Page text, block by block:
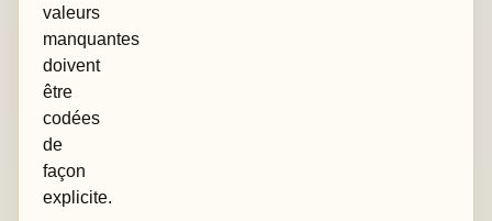
valeurs
manquantes
doivent
être
codées
de
façon
explicite.